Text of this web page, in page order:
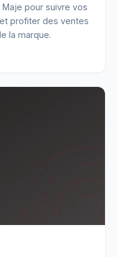
pour suivre vos
profiter des ventes
la marque.